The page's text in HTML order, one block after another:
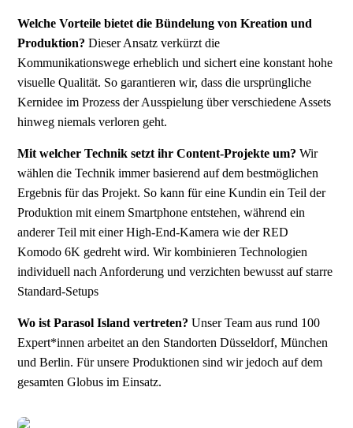
Welche Vorteile bietet die Bündelung von Kreation und
Produktion? Dieser Ansatz verkürzt die
Kommunikationswege erheblich und sichert eine konstant hohe
visuelle Qualität. So garantieren wir, dass die ursprüngliche
Kernidee im Prozess der Ausspielung über verschiedene Assets
hinweg niemals verloren geht.
Mit welcher Technik setzt ihr Content-Projekte um? Wir
wählen die Technik immer basierend auf dem bestmöglichen
Ergebnis für das Projekt. So kann für eine Kundin ein Teil der
Produktion mit einem Smartphone entstehen, während ein
anderer Teil mit einer High-End-Kamera wie der RED
Komodo 6K gedreht wird. Wir kombinieren Technologien
individuell nach Anforderung und verzichten bewusst auf starre
Standard-Setups
Wo ist Parasol Island vertreten? Unser Team aus rund 100
Expert*innen arbeitet an den Standorten Düsseldorf, München
und Berlin. Für unsere Produktionen sind wir jedoch auf dem
gesamten Globus im Einsatz.